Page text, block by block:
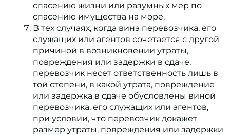
спасению жизни или разумных мер по
спасению имущества на море.
В тех случаях, когда вина перевозчика, его
служащих или агентов сочетается с другой
причиной в возникновении утраты,
повреждения или задержки в сдаче,
перевозчик несет ответственность лишь в
той степени, в какой утрата, повреждение
или задержка в сдаче обусловлены виной
перевозчика, его служащих или агентов,
при условии, что перевозчик докажет
размер утраты, повреждения или задержки